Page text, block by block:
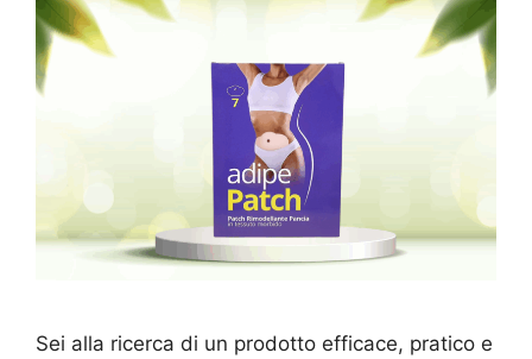
Sei alla ricerca di un prodotto efficace, pratico e